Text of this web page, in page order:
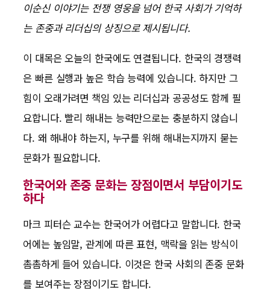
이순신 이야기는 전쟁 영웅을 넘어 한국 사회가 기억하
는 존중과 리더십의 상징으로 제시됩니다.
이 대목은 오늘의 한국에도 연결됩니다. 한국의 경쟁력
은 빠른 실행과 높은 학습 능력에 있습니다. 하지만 그
힘이 오래가려면 책임 있는 리더십과 공공성도 함께 필
요합니다. 빨리 해내는 능력만으로는 충분하지 않습니
다. 왜 해내야 하는지, 누구를 위해 해내는지까지 묻는
문화가 필요합니다.
한국어와 존중 문화는 장점이면서 부담이기도
하다
마크 피터슨 교수는 한국어가 어렵다고 말합니다. 한국
어에는 높임말, 관계에 따른 표현, 맥락을 읽는 방식이
촘촘하게 들어 있습니다. 이것은 한국 사회의 존중 문화
를 보여주는 장점이기도 합니다.